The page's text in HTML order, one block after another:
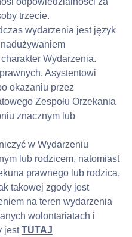
trzecie.
wydarzenia jest język
Wydarzenia.
Asystentowi
okazaniu przez
Zespołu Orzekania
znacznym lub
w Wydarzeniu
lub rodzicem, natomiast
prawnego lub rodzica,
takowej zgody jest
na teren wydarzenia
wolontariatach i
jest TUTAJ